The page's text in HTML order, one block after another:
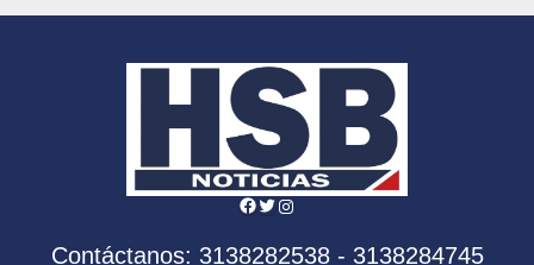
Facebook
Twitter
Instagram
Contáctanos: 3138282538 - 3138284745